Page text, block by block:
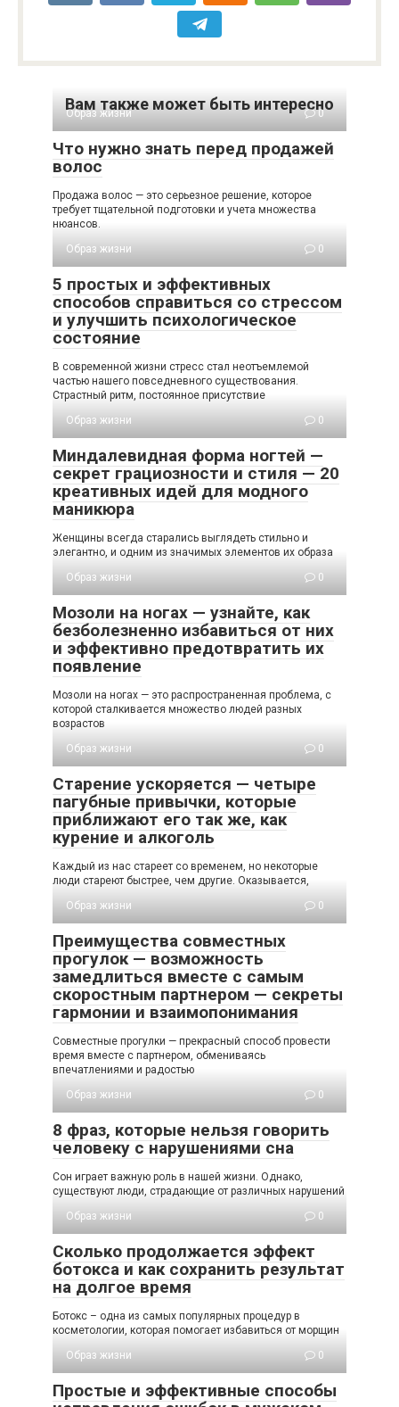
Вам также может быть интересно
Образ жизни 0
Что нужно знать перед продажей
волос
Продажа волос — это серьезное решение, которое
требует тщательной подготовки и учета множества
нюансов.
Образ жизни
0
5 простых и эффективных
способов справиться со стрессом
и улучшить психологическое
состояние
В современной жизни стресс стал неотъемлемой
частью нашего повседневного существования.
Страстный ритм, постоянное присутствие
Образ жизни
0
Миндалевидная форма ногтей —
секрет грациозности и стиля — 20
креативных идей для модного
маникюра
Женщины всегда старались выглядеть стильно и
элегантно, и одним из значимых элементов их образа
Образ жизни
0
Мозоли на ногах — узнайте, как
безболезненно избавиться от них
и эффективно предотвратить их
появление
Мозоли на ногах — это распространенная проблема, с
которой сталкивается множество людей разных
возрастов
Образ жизни
0
Старение ускоряется — четыре
пагубные привычки, которые
приближают его так же, как
курение и алкоголь
Каждый из нас стареет со временем, но некоторые
люди стареют быстрее, чем другие. Оказывается,
Образ жизни
0
Преимущества совместных
прогулок — возможность
замедлиться вместе с самым
скоростным партнером — секреты
гармонии и взаимопонимания
Совместные прогулки — прекрасный способ провести
время вместе с партнером, обмениваясь
впечатлениями и радостью
Образ жизни
0
8 фраз, которые нельзя говорить
человеку с нарушениями сна
Сон играет важную роль в нашей жизни. Однако,
существуют люди, страдающие от различных нарушений
Образ жизни
0
Сколько продолжается эффект
ботокса и как сохранить результат
на долгое время
Ботокс – одна из самых популярных процедур в
косметологии, которая помогает избавиться от морщин
Образ жизни
0
Простые и эффективные способы